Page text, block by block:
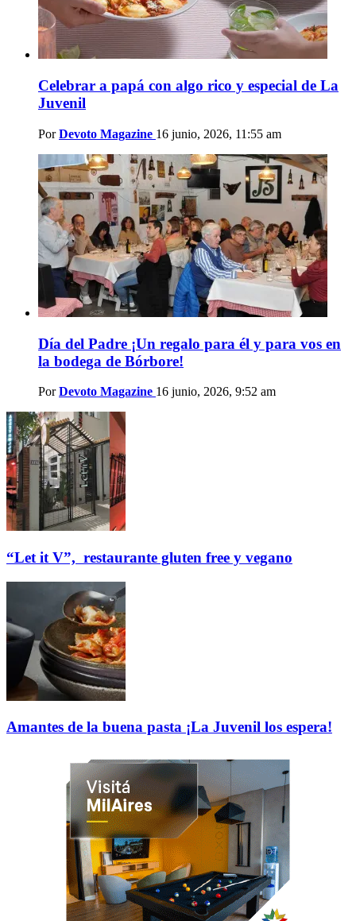
Celebrar a papá con algo rico y especial de La
Juvenil
Por Devoto Magazine 16 junio, 2026, 11:55 am
Día del Padre ¡Un regalo para él y para vos en
la bodega de Bórbore!
Por Devoto Magazine 16 junio, 2026, 9:52 am
“Let it V”, restaurante gluten free y vegano
Amantes de la buena pasta ¡La Juvenil los espera!